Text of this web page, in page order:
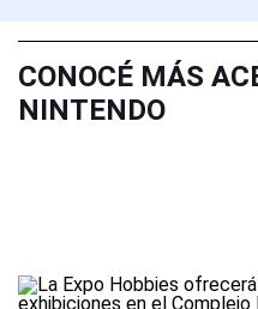
CONOCÉ MÁS
NINTENDO